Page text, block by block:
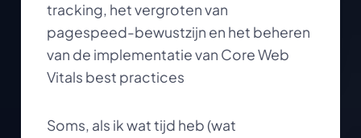
tracking, het vergroten van
pagespeed-bewustzijn en het beheren
van de implementatie van Core Web
Vitals best practices
Soms, als ik wat tijd heb (wat